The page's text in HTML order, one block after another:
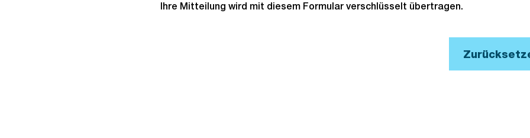
Ihre Mitteilung wird mit diesem Formular verschlüsselt übertragen.